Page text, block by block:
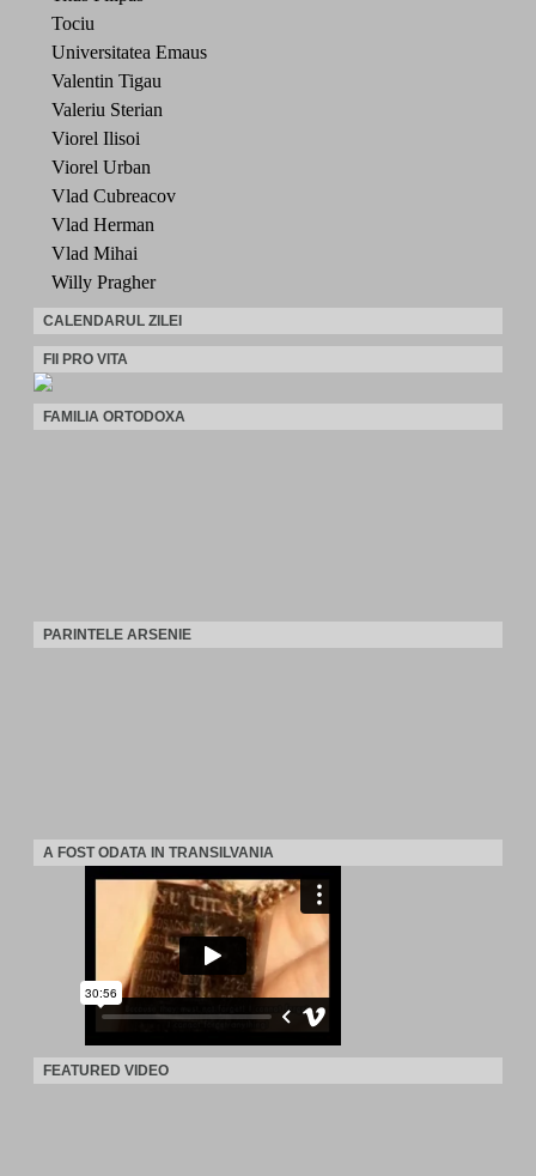
Tociu
Universitatea Emaus
Valentin Tigau
Valeriu Sterian
Viorel Ilisoi
Viorel Urban
Vlad Cubreacov
Vlad Herman
Vlad Mihai
Willy Pragher
CALENDARUL ZILEI
FII PRO VITA
FAMILIA ORTODOXA
PARINTELE ARSENIE
A FOST ODATA IN TRANSILVANIA
FEATURED VIDEO